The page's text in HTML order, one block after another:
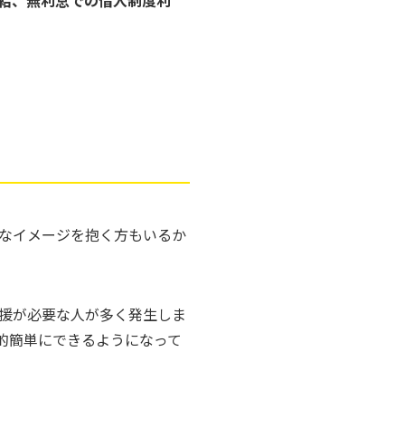
イメージを抱く方もいるか
が必要な人が多く発生しま
簡単にできるようになって